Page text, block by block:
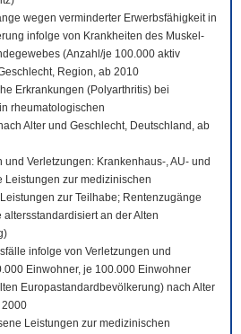
wegen verminderter Erwerbsfähigkeit in
infolge von Krankheiten des Muskel-
(Anzahl/je 100.000 aktiv
Region, ab 2010
Erkrankungen (Polyarthritis) bei
rheumatologischen
Alter und Geschlecht, Deutschland, ab
und Verletzungen: Krankenhaus-, AU- und
Leistungen zur medizinischen
zur Teilhabe; Rentenzugänge
an der Alten
infolge von Verletzungen und
Einwohner, je 100.000 Einwohner
Europastandardbevölkerung) nach Alter
2000
Leistungen zur medizinischen